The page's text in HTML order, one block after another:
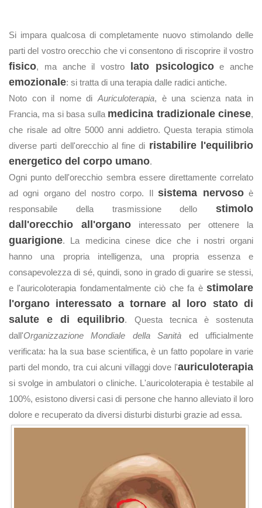
Si impara qualcosa di completamente nuovo stimolando delle
parti del vostro orecchio che vi consentono di riscoprire il vostro
fisico, ma anche il vostro lato psicologicoe anche
emozionale: si tratta di una terapia dalle radici antiche.
Noto con il nome di Auriculoterapia, è una scienza nata in
Francia, ma si basa sulla medicina tradizionale cinese,
che risale ad oltre 5000 anni addietro. Questa terapia stimola
diverse parti dell'orecchio al fine di ristabilire l'equilibrio
energetico del corpo umano.
Ogni punto dell'orecchio sembra essere direttamente correlato
ad ogni organo del nostro corpo. Ilsistema nervosoè
responsabile della trasmissione dello stimolo
dall'orecchio all'organo interessato per ottenere la
guarigione. La medicina cinese dice che i nostri organi
hanno una propria intelligenza, una propria essenza e
consapevolezza di sé, quindi, sono in grado di guarire se stessi,
e l'auricoloterapia fondamentalmente ciò che fa è stimolare
l'organo interessato a tornare al loro stato di
salute e di equilibrio. Questa tecnica è sostenuta
dall'Organizzazione Mondiale della Sanità ed ufficialmente
verificata: ha la sua base scientifica, è un fatto popolare in varie
parti del mondo, tra cui alcuni villaggi dove l'auriculoterapia
si svolge in ambulatori o cliniche. L'auricoloterapia è testabile al
100%, esistono diversi casi di persone che hanno alleviato il loro
dolore e recuperato da diversi disturbi disturbi grazie ad essa.